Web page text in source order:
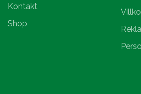
Kontakt
Shop